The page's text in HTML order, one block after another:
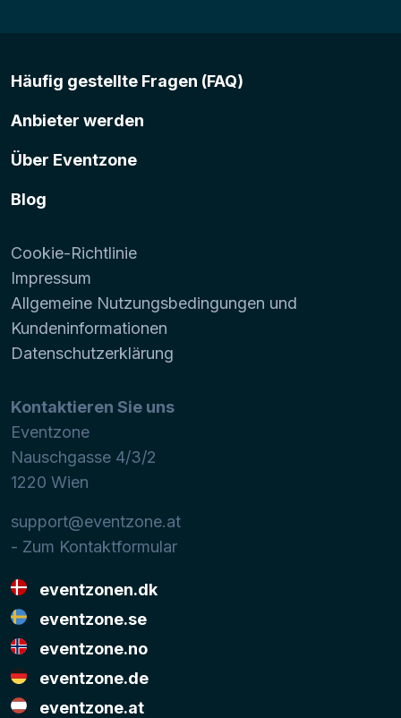
Häufig gestellte Fragen (FAQ)
Anbieter werden
Über Eventzone
Blog
Cookie-Richtlinie
Impressum
Allgemeine Nutzungsbedingungen und
Kundeninformationen
Datenschutzerklärung
Kontaktieren Sie uns
Eventzone
Nauschgasse 4/3/2
1220 Wien
support@eventzone.at
- Zum Kontaktformular
eventzonen.dk
eventzone.se
eventzone.no
eventzone.de
eventzone.at